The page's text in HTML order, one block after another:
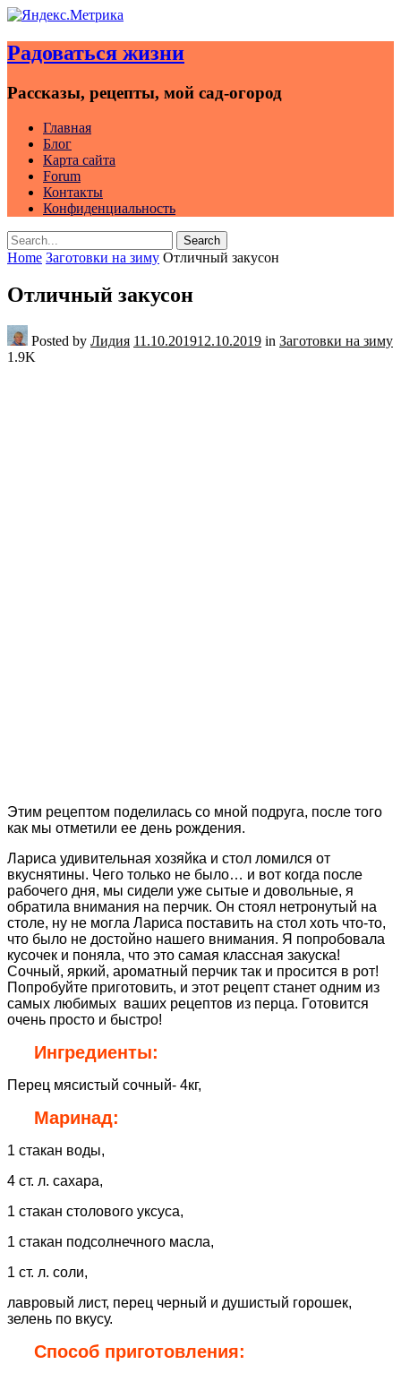
to
content
Радоваться жизни
Рассказы, рецепты, мой сад-огород
Главная
Блог
Карта сайта
Forum
Контакты
Конфиденциальность
Search
for:
Search
Home Заготовки на зиму Отличный закусон
Отличный закусон
Posted by Лидия 11.10.201912.10.2019 in Заготовки на зиму
1.9K
Этим рецептом поделилась со мной подруга, после того
как мы отметили ее день рождения.
Лариса удивительная хозяйка и стол ломился от
вкуснятины. Чего только не было… и вот когда после
рабочего дня, мы сидели уже сытые и довольные, я
обратила внимания на перчик. Он стоял нетронутый на
столе, ну не могла Лариса поставить на стол хоть что-то,
что было не достойно нашего внимания. Я попробовала
кусочек и поняла, что это самая классная закуска!
Сочный, яркий, ароматный перчик так и просится в рот!
Попробуйте приготовить, и этот рецепт станет одним из
самых любимых ваших рецептов из перца. Готовится
очень просто и быстро!
Ингредиенты:
Перец мясистый сочный- 4кг,
Маринад:
1 стакан воды,
4 ст. л. сахара,
1 стакан столового уксуса,
1 стакан подсолнечного масла,
1 ст. л. соли,
лавровый лист, перец черный и душистый горошек,
зелень по вкусу.
Способ приготовления: